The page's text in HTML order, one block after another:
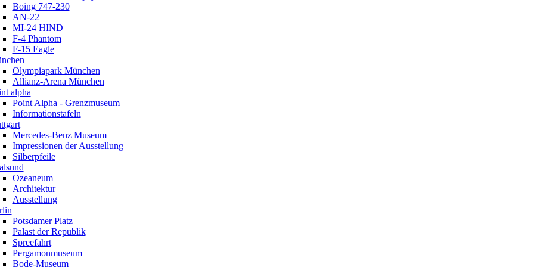
Boing 747-230
AN-22
MI-24 HIND
F-4 Phantom
F-15 Eagle
Olympiapark München
Allianz-Arena München
alpha
Point Alpha - Grenzmuseum
Informationstafeln
Mercedes-Benz Museum
Impressionen der Ausstellung
Silberpfeile
Ozeaneum
Architektur
Ausstellung
Potsdamer Platz
Palast der Republik
Spreefahrt
Pergamonmuseum
Bode-Museum